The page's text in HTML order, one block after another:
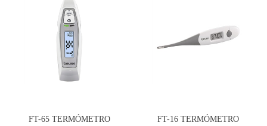
FT-65 TERMÓMETRO
FT-16 TERMÓMETRO